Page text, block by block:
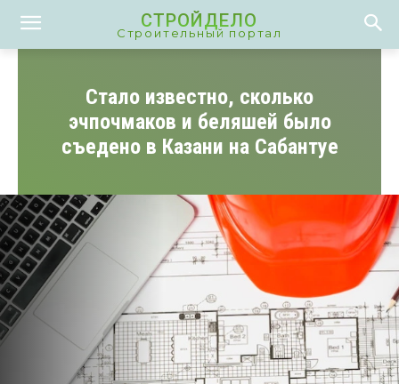
СТРОЙДЕЛО
Строительный портал
Стало известно, сколько
эчпочмаков и беляшей было
съедено в Казани на Сабантуе